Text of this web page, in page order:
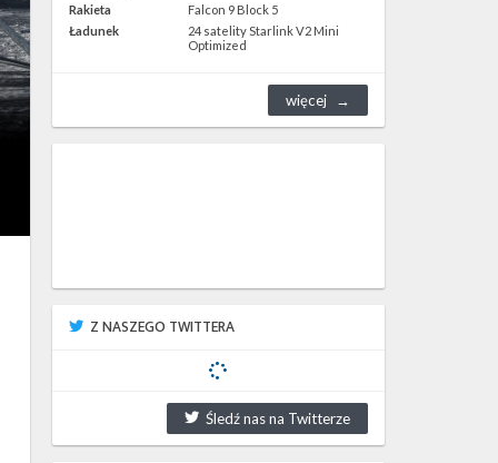
SLC-
4E w
Google
Rakieta
Falcon 9 Block 5
Ładunek
24 satelity Starlink V2 Mini
Optimized
więcej
Z NASZEGO TWITTERA
Śledź nas na Twitterze